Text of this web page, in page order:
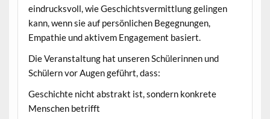
eindrucksvoll, wie Geschichtsvermittlung gelingen
kann, wenn sie auf persönlichen Begegnungen,
Empathie und aktivem Engagement basiert.
Die Veranstaltung hat unseren Schülerinnen und
Schülern vor Augen geführt, dass:
Geschichte nicht abstrakt ist, sondern konkrete
Menschen betrifft